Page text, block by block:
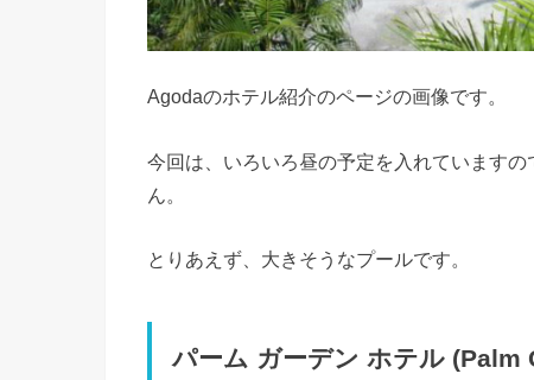
Agodaのホテル紹介のページの画像です。
今回は、いろいろ昼の予定を入れています
ん。
とりあえず、大きそうなプールです。
パーム ガーデン ホテル (Palm